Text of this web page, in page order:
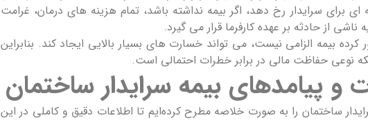
برای سرایدار رخ دهد، اگر بیمه نداشته باشد، تمام هزینه های درمان، غرامت
ناشی از حادثه بر عهده کارفرما قرار می گیرد.
بیمه الزامی نیست، می تواند خسارت های بسیار بالایی ایجاد کند. بنابراین
نوعی حفاظت مالی در برابر خطرات احتمالی است.
و پیامدهای بیمه سرایدار ساختمان
ساختمان را به صورت خلاصه مطرح کرده‌ایم تا اطلاعات دقیق و کاملی در این